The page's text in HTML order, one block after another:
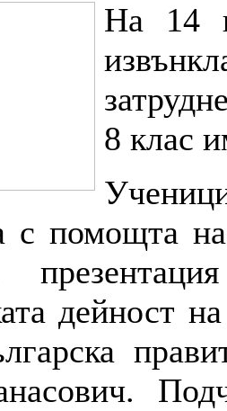
На 14
8 клас
с помощта
дейност